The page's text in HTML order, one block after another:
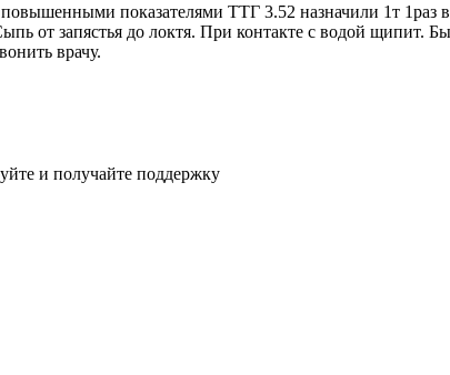
показателями ТТГ 3.52 назначили 1т 1раз
от запястья до локтя. При контакте с водой щипит.
врачу.
и получайте поддержку